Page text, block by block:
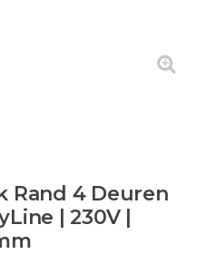
Rand 4 Deuren
| 230V |